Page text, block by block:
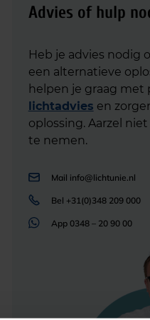
Advies of hulp
Heb je advies nodig
een alternatieve
helpen je graag met
lichtadvies en
oplossing. Aarzel
te nemen.
Mail info@lichtunie.nl
Bel +31(0)348 209 000
App 0348 – 20 90 00